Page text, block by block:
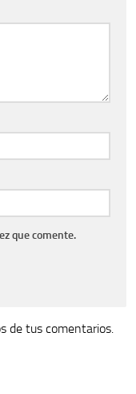
que comente.
de tus comentarios.